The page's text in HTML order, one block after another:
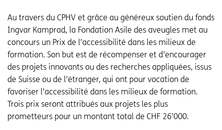
Au travers du CPHV et grâce au généreux soutien du fonds
Ingvar Kamprad, la Fondation Asile des aveugles met au
concours un Prix de l’accessibilité dans les milieux de
formation. Son but est de récompenser et d’encourager
des projets innovants ou des recherches appliquées, issus
de Suisse ou de l’étranger, qui ont pour vocation de
favoriser l’accessibilité dans les milieux de formation.
Trois prix seront attribués aux projets les plus
prometteurs pour un montant total de CHF 26’000.